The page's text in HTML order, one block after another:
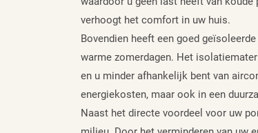
verhoogt het comfort in uw huis.
Bovendien heeft een goed
warme zomerdagen. Het
en u minder afhankelijk bent van
energiekosten, maar ook in een
Naast het directe voordeel voor uw